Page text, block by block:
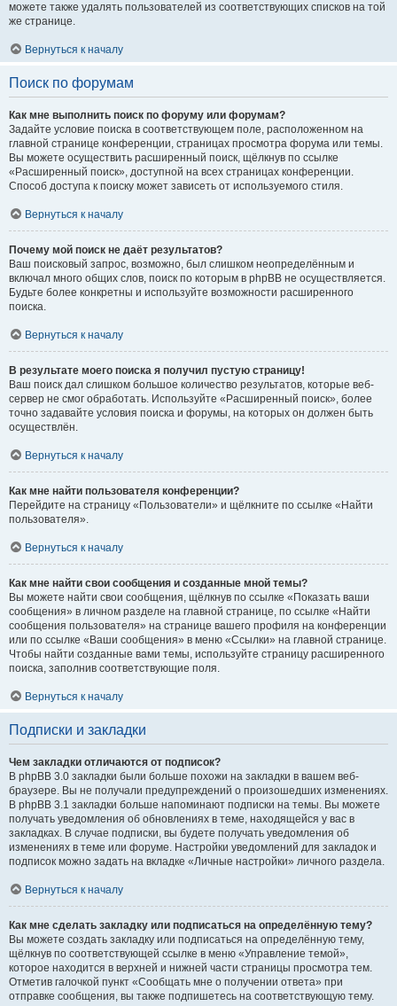
можете также удалять пользователей из соответствующих списков на той
же странице.
Вернуться к началу
Поиск по форумам
Как мне выполнить поиск по форуму или форумам?
Задайте условие поиска в соответствующем поле, расположенном на
главной странице конференции, страницах просмотра форума или темы.
Вы можете осуществить расширенный поиск, щёлкнув по ссылке
«Расширенный поиск», доступной на всех страницах конференции.
Способ доступа к поиску может зависеть от используемого стиля.
Вернуться к началу
Почему мой поиск не даёт результатов?
Ваш поисковый запрос, возможно, был слишком неопределённым и
включал много общих слов, поиск по которым в phpBB не осуществляется.
Будьте более конкретны и используйте возможности расширенного
поиска.
Вернуться к началу
В результате моего поиска я получил пустую страницу!
Ваш поиск дал слишком большое количество результатов, которые веб-
сервер не смог обработать. Используйте «Расширенный поиск», более
точно задавайте условия поиска и форумы, на которых он должен быть
осуществлён.
Вернуться к началу
Как мне найти пользователя конференции?
Перейдите на страницу «Пользователи» и щёлкните по ссылке «Найти
пользователя».
Вернуться к началу
Как мне найти свои сообщения и созданные мной темы?
Вы можете найти свои сообщения, щёлкнув по ссылке «Показать ваши
сообщения» в личном разделе на главной странице, по ссылке «Найти
сообщения пользователя» на странице вашего профиля на конференции
или по ссылке «Ваши сообщения» в меню «Ссылки» на главной странице.
Чтобы найти созданные вами темы, используйте страницу расширенного
поиска, заполнив соответствующие поля.
Вернуться к началу
Подписки и закладки
Чем закладки отличаются от подписок?
В phpBB 3.0 закладки были больше похожи на закладки в вашем веб-
браузере. Вы не получали предупреждений о произошедших изменениях.
В phpBB 3.1 закладки больше напоминают подписки на темы. Вы можете
получать уведомления об обновлениях в теме, находящейся у вас в
закладках. В случае подписки, вы будете получать уведомления об
изменениях в теме или форуме. Настройки уведомлений для закладок и
подписок можно задать на вкладке «Личные настройки» личного раздела.
Вернуться к началу
Как мне сделать закладку или подписаться на определённую тему?
Вы можете создать закладку или подписаться на определённую тему,
щёлкнув по соответствующей ссылке в меню «Управление темой»,
которое находится в верхней и нижней части страницы просмотра тем.
Отметив галочкой пункт «Сообщать мне о получении ответа» при
отправке сообщения, вы также подпишетесь на соответствующую тему.